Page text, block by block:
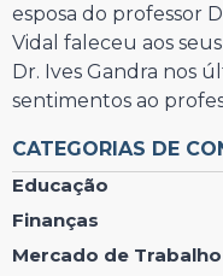
esposa do professor
Vidal faleceu aos
Dr. Ives Gandra nos
sentimentos ao
CATEGORIAS DE
Educação
Finanças
Mercado de Trabalho